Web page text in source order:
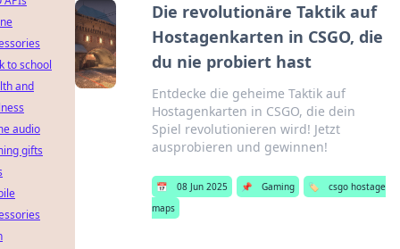
Die revolutionäre Taktik auf
Hostagenkarten in CSGO, die
du nie probiert hast
Entdecke die geheime Taktik auf
Hostagenkarten in CSGO, die dein
Spiel revolutionieren wird! Jetzt
ausprobieren und gewinnen!
📅 08 Jun 2025 📌 Gaming 🏷️
csgo hostage
maps
to school
and
audio
gifts